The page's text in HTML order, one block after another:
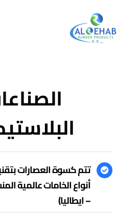
content
تتم كسوة العصارات
أنواع الخامات عالمية
– ايطاليا)